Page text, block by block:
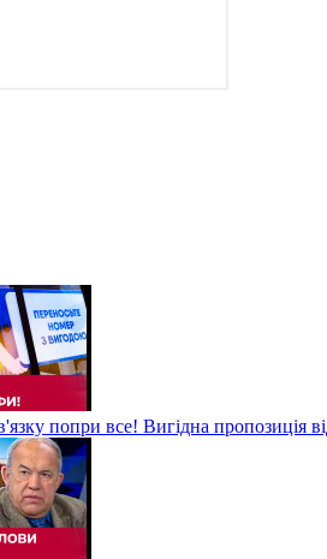
попри все! Вигідна пропозиція